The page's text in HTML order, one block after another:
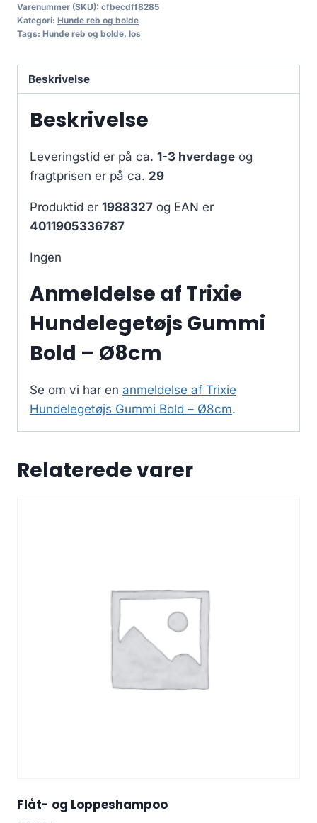
Varenummer (SKU): cfbecdff8285
Kategori: Hunde reb og bolde
Tags: Hunde reb og bolde, los
Beskrivelse
Beskrivelse
Leveringstid er på ca. 1-3 hverdage og
fragtprisen er på ca. 29
Produktid er 1988327 og EAN er
4011905336787
Ingen
Anmeldelse af Trixie
Hundelegetøjs Gummi
Bold – Ø8cm
Se om vi har en anmeldelse af Trixie
Hundelegetøjs Gummi Bold – Ø8cm.
Relaterede varer
Flåt- og Loppeshampoo